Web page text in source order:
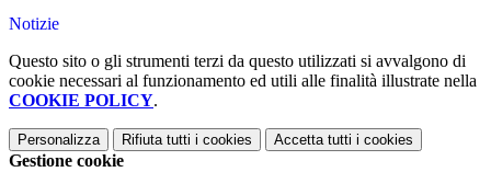
Notizie
Questo sito o gli strumenti terzi da questo utilizzati si avvalgono di
cookie necessari al funzionamento ed utili alle finalità illustrate nella
COOKIE POLICY.
Personalizza Rifiuta tutti i cookies Accetta tutti i cookies
Gestione cookie